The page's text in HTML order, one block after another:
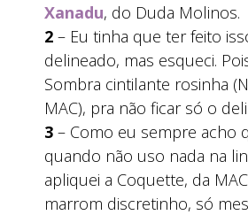
Xanadu, do Duda Molinos.
2 – Eu tinha que ter feito
delineado, mas esqueci.
Sombra cintilante rosinha
MAC), pra não ficar só o
3 – Como eu sempre acho
quando não uso nada na
apliquei a Coquette, da
marrom discretinho, só